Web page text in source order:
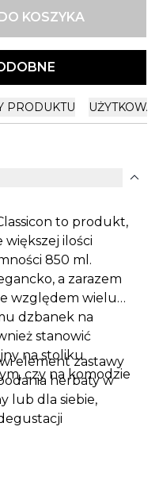
KOSZYKA
PRODUKTU
expand_more
to produkt,
ilości
850 ml.
a zarazem
względem wielu
dzbanek na
stanowić
na stoliku
czy na komodzie
element zastawy
herbaty w
lub dla siebie,